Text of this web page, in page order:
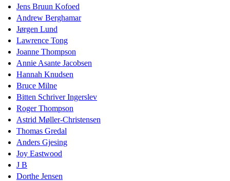
Jens Bruun Kofoed
Andrew Berghamar
Jørgen Lund
Lawrence Tong
Joanne Thompson
Annie Asante Jacobsen
Hannah Knudsen
Bruce Milne
Bitten Schriver Ingerslev
Roger Thompson
Astrid Møller-Christensen
Thomas Gredal
Anders Gjesing
Joy Eastwood
J B
Dorthe Jensen